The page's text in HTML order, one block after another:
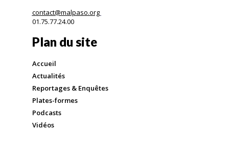
contact@malpaso.org
01.75.77.24.00
Plan du site
Accueil
Actualités
Reportages & Enquêtes
Plates-formes
Podcasts
Vidéos